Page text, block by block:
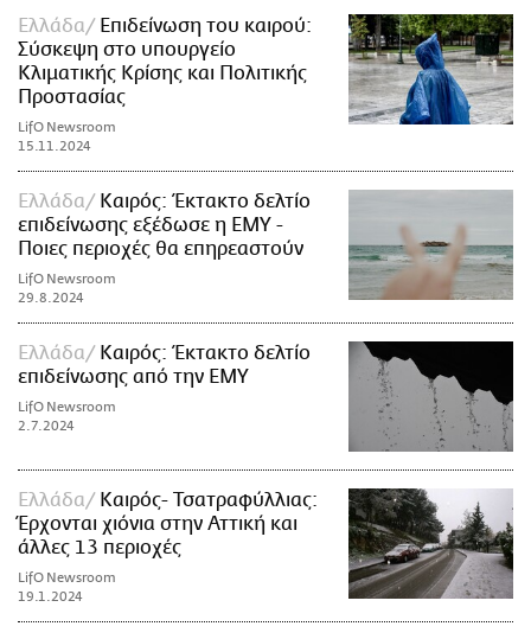
Ελλάδα
Επιδείνωση του καιρού:
Σύσκεψη στο υπουργείο
Κλιματικής Κρίσης και Πολιτικής
Προστασίας
LifO Newsroom
15.11.2024
Ελλάδα
Καιρός: Έκτακτο δελτίο
επιδείνωσης εξέδωσε η ΕΜΥ -
Ποιες περιοχές θα επηρεαστούν
LifO Newsroom
29.8.2024
Ελλάδα
Καιρός: Έκτακτο δελτίο
επιδείνωσης από την ΕΜΥ
LifO Newsroom
2.7.2024
Ελλάδα
Καιρός- Τσατραφύλλιας:
Έρχονται χιόνια στην Αττική και
άλλες 13 περιοχές
LifO Newsroom
19.1.2024